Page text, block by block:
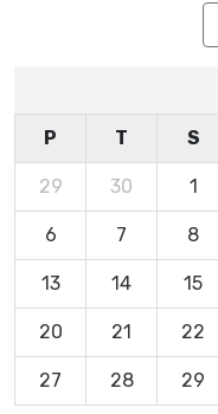
P T S
29 30 1
6 7 8
13 14 15
20 21 22
27 28 29